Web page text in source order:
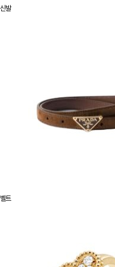
신발
벨트